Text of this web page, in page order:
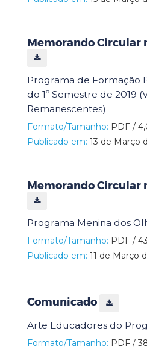
Memorando Circular
Programa de Formação
do 1º Semestre de 2019
Remanescentes)
Formato/Tamanho: PDF /
Publicado em: 13 de Março
Memorando Circular
Programa Menina dos
Formato/Tamanho: PDF /
Publicado em: 11 de Março
Comunicado
Arte Educadores do
Formato/Tamanho: PDF /